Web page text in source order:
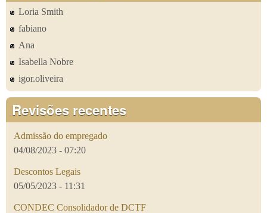
Loria Smith
fabiano
Ana
Isabella Nobre
igor.oliveira
Revisões recentes
Admissão do empregado
04/08/2023 - 07:20
Descontos Legais
05/05/2023 - 11:31
CONDEC Consolidador de DCTF